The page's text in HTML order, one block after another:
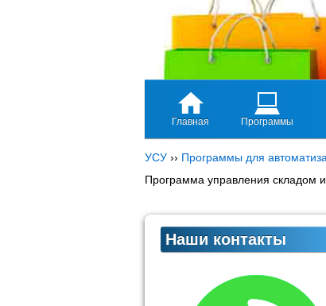
Главная Программы
УСУ ›› Программы для
Программа управления складом
Наши контакты